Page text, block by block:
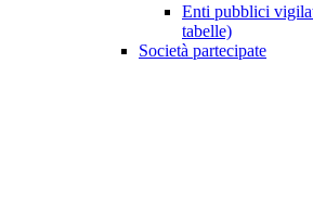
Enti pubblici
tabelle)
Società partecipate